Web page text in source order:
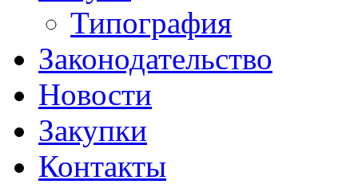
Типография
Законодательство
Новости
Закупки
Контакты